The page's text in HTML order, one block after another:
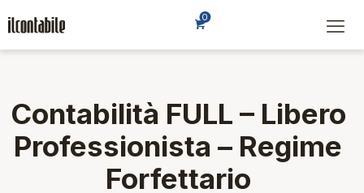
0
Contabilità FULL – Libero
Professionista – Regime
Forfettario